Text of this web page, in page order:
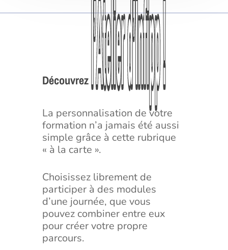
Découvrez l’Atelier
l’Atelier d’Infipp
d’Infipp
La personnalisation de votre
formation n’a jamais été aussi
simple grâce à cette rubrique
« à la carte ».
Choisissez librement de
participer à des modules
d’une journée, que vous
pouvez combiner entre eux
pour créer votre propre
parcours.